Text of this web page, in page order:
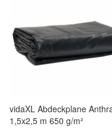
vidaXL Abdeckplane
1,5x2,5 m 650 g/m²